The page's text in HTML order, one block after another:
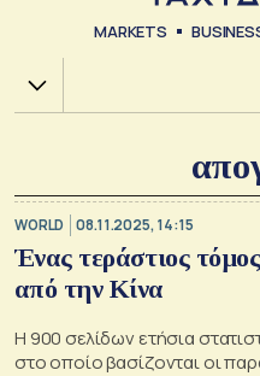
MARKETS
Χ.Α.
WORLD 08.11.2025, 14:15
Ένας τεράστιος
από την Κίνα
Η 900 σελίδων ετήσια στατιστική απογραφή είναι το βιβλίο
στο οποίο βασίζονται οι